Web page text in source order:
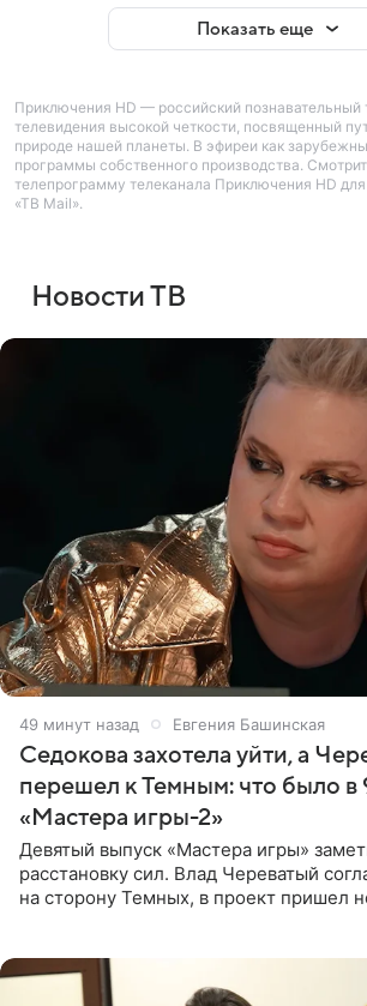
Показать еще
Приключения HD — российский познавательный
телевидения высокой четкости, посвященный
природе нашей планеты. В эфиреи как
программы собственного производства.
телепрограмму телеканала Приключения HD
«ТВ Mail».
Новости ТВ
49 минут назад Евгения Башинская
Седокова захотела уйти, а
перешел к Темным: что было в
«Мастера игры-2»
Девятый выпуск «Мастера игры»
расстановку сил. Влад Череватый
на сторону Темных, в проект пришел